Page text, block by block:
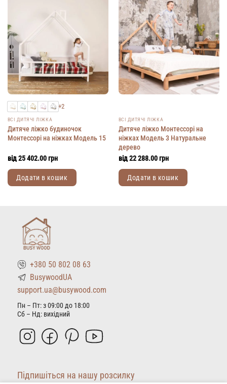
+2
ВСІ ДИТЯЧІ ЛІЖКА
Дитяче ліжко будиночок
Монтессорі на ніжках Модель 15
від25 402.00грн
Додати в кошик
кілька
варіантів.
Параметри
вибрати
сторінці
ВСІ ДИТЯЧІ ЛІЖКА
Дитяче ліжко Монтессорі на
ніжках Модель 3 Натуральне
дерево
від22 288.00грн
Додати в кошик
+380 50 802 08 63
BusywoodUA
support.ua@busywood.com
Пн – Пт: з 09:00 до 18:00
Сб – Нд: вихідний
Підпишіться на нашу розсилку